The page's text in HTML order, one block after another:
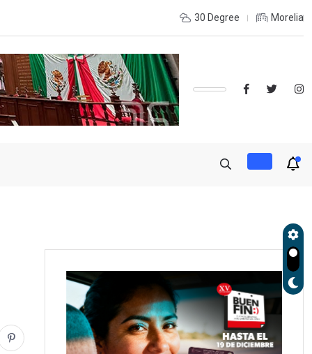
DEL ESTADO Y DESEAS ESTUDIAR UNA LICENCIATURA?,
30 Degree Morelia